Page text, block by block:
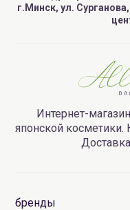
г.Минск, ул.
Интернет-
японской
бренды